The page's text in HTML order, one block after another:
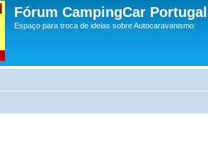
Fórum CampingCar Portugal
Espaço para troca de ideias sobre Autocaravanismo